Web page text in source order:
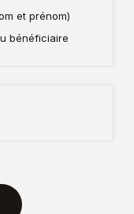
et prénom)
bénéficiaire